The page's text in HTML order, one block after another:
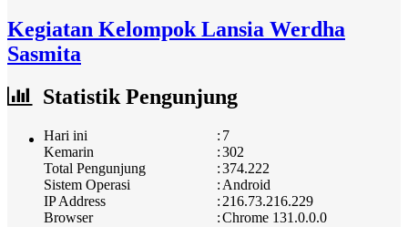
Kegiatan Kelompok Lansia Werdha
Sasmita
Statistik Pengunjung
Hari ini : 7
Kemarin
:302
Total Pengunjung
:374.222
Sistem Operasi
: Android
IP Address
: 216.73.216.229
Browser
:Chrome 131.0.0.0